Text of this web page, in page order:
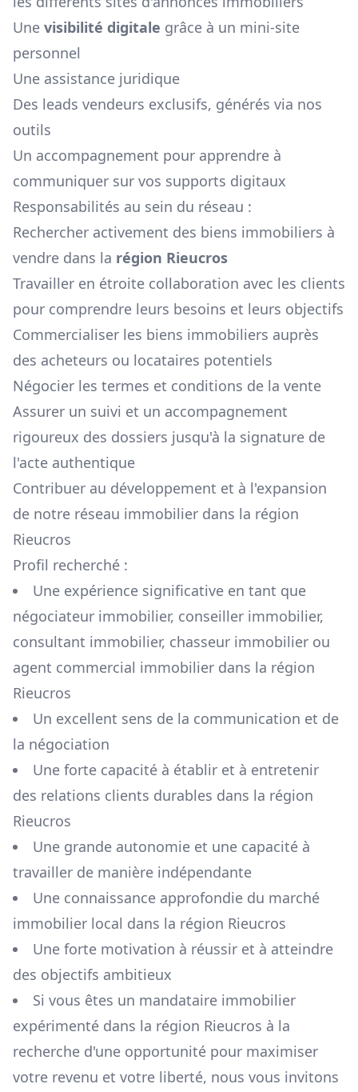
Une visibilité digitale grâce à un mini-site
personnel
Une assistance juridique
Des leads vendeurs exclusifs, générés via nos
outils
Un accompagnement pour apprendre à
communiquer sur vos supports digitaux
Responsabilités au sein du réseau :
Rechercher activement des biens immobiliers à
vendre dans la région Rieucros
Travailler en étroite collaboration avec les clients
pour comprendre leurs besoins et leurs objectifs
Commercialiser les biens immobiliers auprès
des acheteurs ou locataires potentiels
Négocier les termes et conditions de la vente
Assurer un suivi et un accompagnement
rigoureux des dossiers jusqu'à la signature de
l'acte authentique
Contribuer au développement et à l'expansion
de notre réseau immobilier dans la région
Rieucros
Profil recherché :
Une expérience significative en tant que
négociateur immobilier, conseiller immobilier,
consultant immobilier, chasseur immobilier ou
agent commercial immobilier dans la région
Rieucros
Un excellent sens de la communication et de
la négociation
Une forte capacité à établir et à entretenir
des relations clients durables dans la région
Rieucros
Une grande autonomie et une capacité à
travailler de manière indépendante
Une connaissance approfondie du marché
immobilier local dans la région Rieucros
Une forte motivation à réussir et à atteindre
des objectifs ambitieux
Si vous êtes un mandataire immobilier
expérimenté dans la région Rieucros à la
recherche d'une opportunité pour maximiser
votre revenu et votre liberté, nous vous invitons